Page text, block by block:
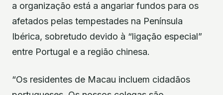
a organização está a angariar fundos para os
afetados pelas tempestades na Península
Ibérica, sobretudo devido à “ligação especial”
entre Portugal e a região chinesa.
“Os residentes de Macau incluem cidadãos